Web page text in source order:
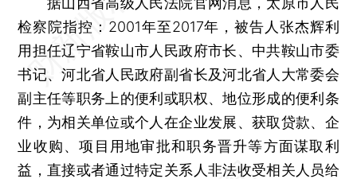
检察院指控：2001年至2017年，被告人张杰辉利
用担任辽宁省鞍山市人民政府市长、中共鞍山市委
书记、河北省人民政府副省长及河北省人大常委会
副主任等职务上的便利或职权、地位形成的便利条
件，为相关单位或个人在企业发展、获取贷款、企
业收购、项目用地审批和职务晋升等方面谋取利
益，直接或者通过特定关系人非法收受相关人员给